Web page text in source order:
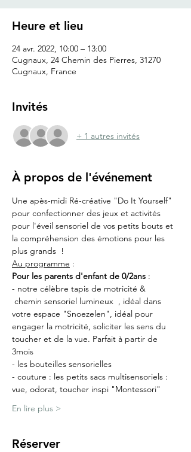
Heure et lieu
24 avr. 2022, 10:00 – 13:00
Cugnaux, 24 Chemin des Pierres, 31270
Cugnaux, France
Invités
+ 1 autres invités
À propos de l'événement
Une apès-midi Ré-créative "Do It Yourself"
pour confectionner des jeux et activités
pour l'éveil sensoriel de vos petits bouts et
la compréhension des émotions pour les
plus grands  !
Au programme :
Pour les parents d'enfant de 0/2ans :
- notre célèbre tapis de motricité &
chemin sensoriel lumineux  , idéal dans
votre espace "Snoezelen", idéal pour
engager la motricité, soliciter les sens du
toucher et de la vue. Parfait à partir de
3mois
- les bouteilles sensorielles
- couture : les petits sacs multisensoriels :
vue, odorat, toucher inspi "Montessori"
En lire plus >
Réserver